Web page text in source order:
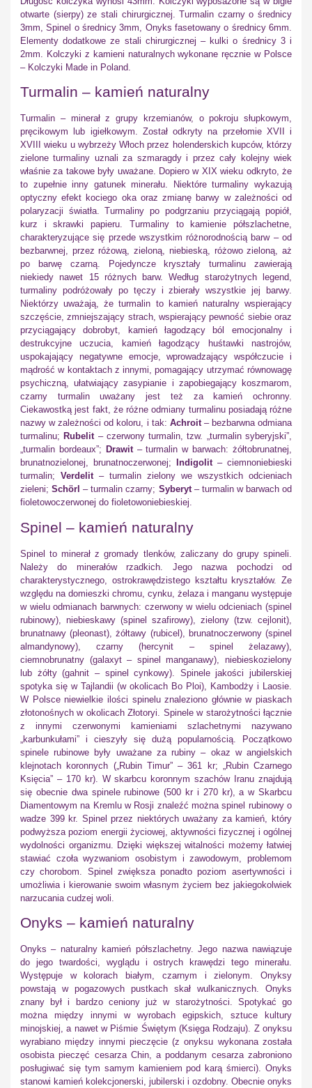
otwarte (sierpy) ze stali chirurgicznej. Turmalin czarny o średnicy
3mm, Spinel o średnicy 3mm, Onyks fasetowany o średnicy 6mm.
Elementy dodatkowe ze stali chirurgicznej – kulki o średnicy 3 i
2mm. Kolczyki z kamieni naturalnych wykonane ręcznie w Polsce
– Kolczyki Made in Poland.
Turmalin – kamień naturalny
Turmalin – minerał z grupy krzemianów, o pokroju słupkowym,
pręcikowym lub igiełkowym. Został odkryty na przełomie XVII i
XVIII wieku u wybrzeży Włoch przez holenderskich kupców, którzy
zielone turmaliny uznali za szmaragdy i przez cały kolejny wiek
właśnie za takowe były uważane. Dopiero w XIX wieku odkryto, że
to zupełnie inny gatunek minerału. Niektóre turmaliny wykazują
optyczny efekt kociego oka oraz zmianę barwy w zależności od
polaryzacji światła. Turmaliny po podgrzaniu przyciągają popiół,
kurz i skrawki papieru. Turmaliny to kamienie półszlachetne,
charakteryzujące się przede wszystkim różnorodnością barw – od
bezbarwnej, przez różową, zieloną, niebieską, różowo zieloną, aż
po barwę czarną. Pojedyncze kryształy turmalinu zawierają
niekiedy nawet 15 różnych barw. Według starożytnych legend,
turmaliny podróżowały po tęczy i zbierały wszystkie jej barwy.
Niektórzy uważają, że turmalin to kamień naturalny wspierający
szczęście, zmniejszający strach, wspierający pewność siebie oraz
przyciągający dobrobyt, kamień łagodzący ból emocjonalny i
destrukcyjne uczucia, kamień łagodzący huśtawki nastrojów,
uspokajający negatywne emocje, wprowadzający współczucie i
mądrość w kontaktach z innymi, pomagający utrzymać równowagę
psychiczną, ułatwiający zasypianie i zapobiegający koszmarom,
czarny turmalin uważany jest też za kamień ochronny.
Ciekawostką jest fakt, że różne odmiany turmalinu posiadają różne
nazwy w zależności od koloru, i tak: Achroit– bezbarwna odmiana
turmalinu; Rubelit– czerwony turmalin, tzw. „turmalin syberyjski”,
„turmalin bordeaux”; Drawit– turmalin w barwach: żółtobrunatnej,
brunatnozielonej, brunatnoczerwonej;
Indigolit– ciemnoniebieski
turmalin; Verdelit– turmalin zielony we wszystkich odcieniach
zieleni;Schörl – turmalin czarny; Syberyt– turmalin w barwach od
fioletowoczerwonej do fioletowoniebieskiej.
Spinel – kamień naturalny
Spinel to minerał z gromady tlenków, zaliczany do grupy spineli.
Należy do minerałów rzadkich. Jego nazwa pochodzi od
charakterystycznego, ostrokrawędzistego kształtu kryształów. Ze
względu na domieszki chromu, cynku, żelaza i manganu występuje
w wielu odmianach barwnych: czerwony w wielu odcieniach (spinel
rubinowy), niebieskawy (spinel szafirowy), zielony (tzw. cejlonit),
brunatnawy (pleonast), żółtawy (rubicel), brunatnoczerwony (spinel
almandynowy), czarny (hercynit – spinel żelazawy),
ciemnobrunatny (galaxyt – spinel manganawy), niebieskozielony
lub żółty (gahnit – spinel cynkowy). Spinele jakości jubilerskiej
spotyka się w Tajlandii (w okolicach Bo Ploi), Kambodży i Laosie.
W Polsce niewielkie ilości spinelu znaleziono głównie w piaskach
złotonośnych w okolicach Złotoryi. Spinele w starożytności łącznie
z innymi czerwonymi kamieniami szlachetnymi nazywano
„karbunkułami” i cieszyły się dużą popularnością. Początkowo
spinele rubinowe były uważane za rubiny – okaz w angielskich
klejnotach koronnych („Rubin Timur” – 361 kr; „Rubin Czarnego
Księcia” – 170 kr). W skarbcu koronnym szachów Iranu znajdują
się obecnie dwa spinele rubinowe (500 kr i 270 kr), a w Skarbcu
Diamentowym na Kremlu w Rosji znaleźć można spinel rubinowy o
wadze 399 kr. Spinel przez niektórych uważany za kamień, który
podwyższa poziom energii życiowej, aktywności fizycznej i ogólnej
wydolności organizmu. Dzięki większej witalności możemy łatwiej
stawiać czoła wyzwaniom osobistym i zawodowym, problemom
czy chorobom. Spinel zwiększa ponadto poziom asertywności i
umożliwia i kierowanie swoim własnym życiem bez jakiegokolwiek
narzucania cudzej woli.
Onyks – kamień naturalny
Onyks – naturalny kamień półszlachetny. Jego nazwa nawiązuje
do jego twardości, wyglądu i ostrych krawędzi tego minerału.
Występuje w kolorach białym, czarnym i zielonym. Onyksy
powstają w pogazowych pustkach skał wulkanicznych. Onyks
znany był i bardzo ceniony już w starożytności. Spotykać go
można między innymi w wyrobach egipskich, sztuce kultury
minojskiej, a nawet w Piśmie Świętym (Księga Rodzaju). Z onyksu
wyrabiano między innymi pieczęcie (z onyksu wykonana została
osobista pieczęć cesarza Chin, a poddanym cesarza zabroniono
posługiwać się tym samym kamieniem pod karą śmierci). Onyks
stanowi kamień kolekcjonerski, jubilerski i ozdobny. Obecnie onyks